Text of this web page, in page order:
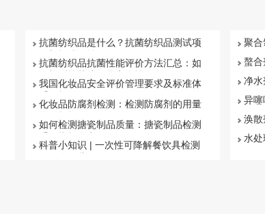
抗菌纺织品是什么？抗菌纺织品测试项
抗菌纺织品抗菌性能评价方法汇总：如
我国化妆品安全评价管理要求及标准体
化妆品防腐剂检测：检测防腐剂的用量
如何检测搪瓷制品质量：搪瓷制品检测
科普小知识 | 一次性可降解餐饮具检测
聚合
螯合
净水
异噻
涣散
水处